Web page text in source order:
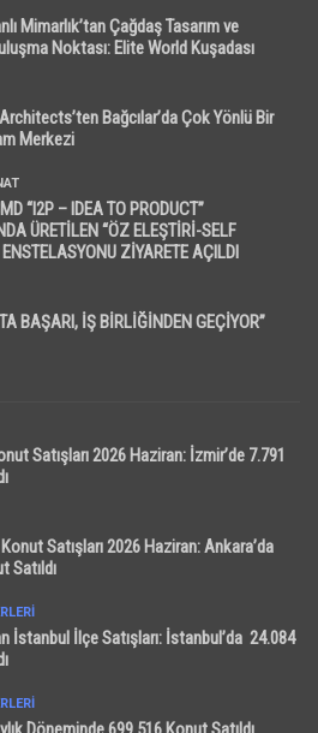
Mimarlık’tan Çağdaş Tasarım ve
Noktası: Elite World Kuşadası
Bağcılar’da Çok Yönlü Bir
Merkezi
“I2P – IDEA TO PRODUCT”
ÜRETİLEN “ÖZ ELEŞTİRİ-SELF
ZİYARETE AÇILDI
BAŞARI, İŞ BİRLİĞİNDEN GEÇİYOR”
Satışları 2026 Haziran: İzmir’de 7.791
Satışları 2026 Haziran: Ankara’da
Satıldı
İstanbul İlçe Satışları: İstanbul’da 24.084